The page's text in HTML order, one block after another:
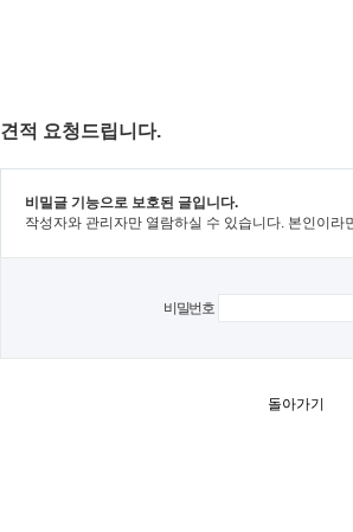
견적 요청드립니다.
비밀글 기능으로 보호된 글입니다.
작성자와 관리자만 열람하실 수 있습니다. 본인이라
비밀번호
돌아가기